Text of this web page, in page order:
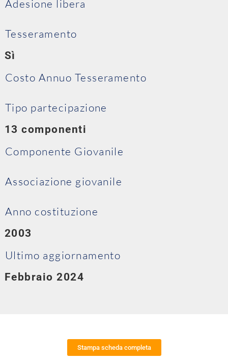
Adesione libera
Tesseramento
Sì
Costo Annuo Tesseramento
Tipo partecipazione
13 componenti
Componente Giovanile
Associazione giovanile
Anno costituzione
2003
Ultimo aggiornamento
Febbraio 2024
Stampa scheda completa